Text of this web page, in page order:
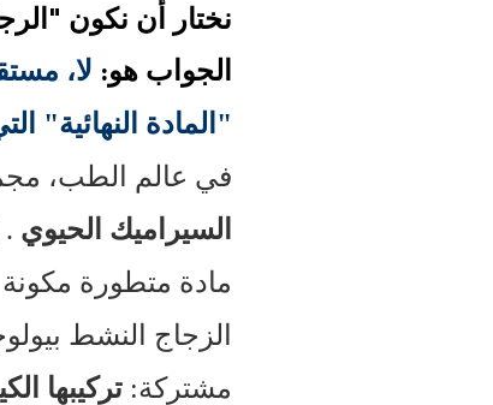
نختار أن نكون
الجواب هو: لا،
"المادة النهائية"
في عالم الطب،
السيراميك الحيوي
الزجاج النشط
مشتركة: تركيبها